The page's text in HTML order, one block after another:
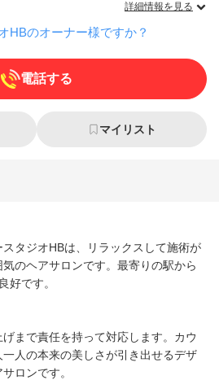
詳細情報を見る
HBのオーナー様ですか？
電話する
マイリスト
タジオHBは、リラックスして施術が
のヘアサロンです。最寄りの駅から
好です。
まで責任を持って対応します。カウ
人の本来の美しさが引き出せるデザ
ロンです。